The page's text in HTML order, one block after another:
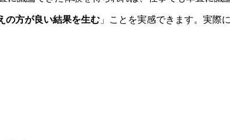
の方が良い結果を生む 」ことを実感できます。実際